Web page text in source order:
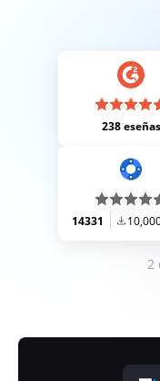
238 eseñas
14331
2